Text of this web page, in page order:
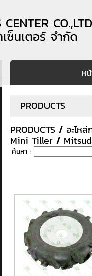
ห
PRODUCTS
PRODUCTS / อะไหล่
Mini Tiller /
ค้นหา :